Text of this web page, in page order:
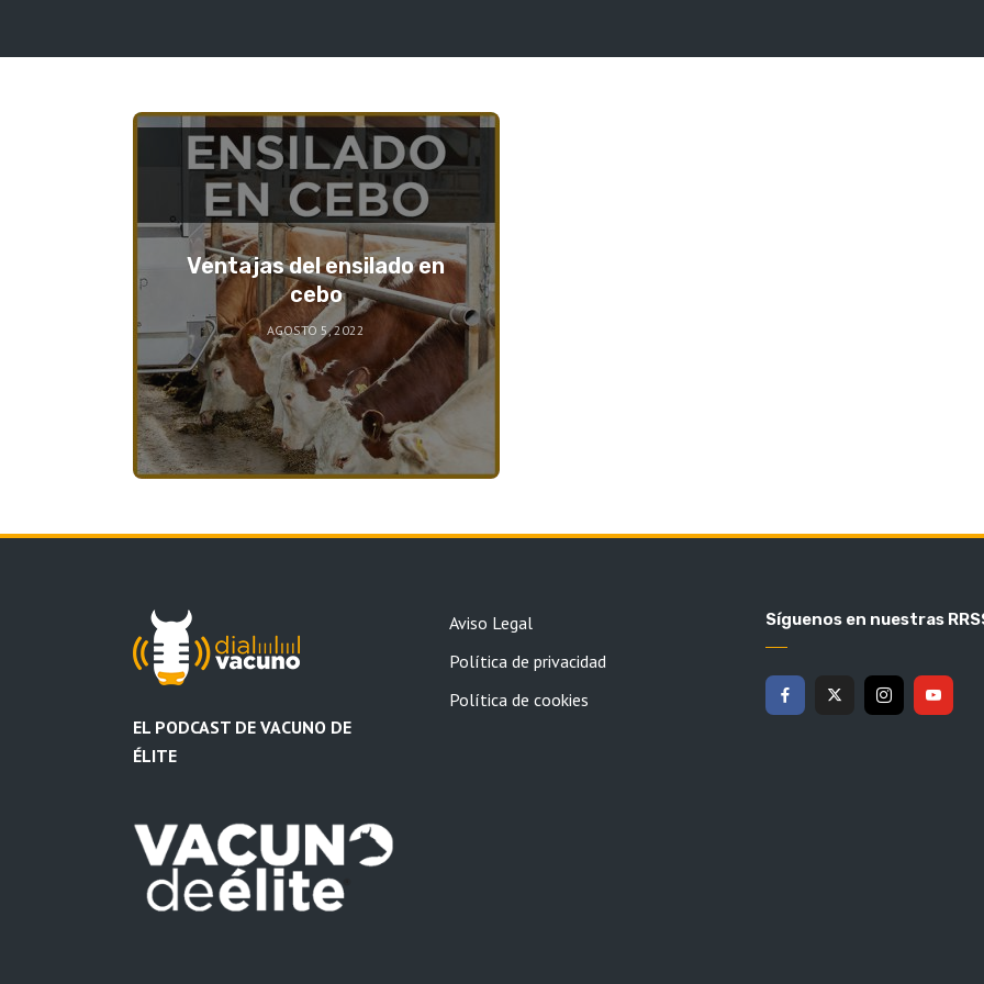
Ventajas del ensilado en
cebo
AGOSTO 5, 2022
EL PODCAST DE VACUNO DE
ÉLITE
Aviso Legal
Política de privacidad
Política de cookies
Síguenos en nuestras